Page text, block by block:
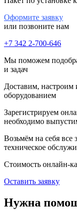
Оформите заявку
или позвоните нам
+7 342 2-700-646
Мы поможем
и задач
Доставим, настроим
оборудованием
Зарегистрируем
необходимо
Возьмём на себя все
техническое
Стоимость онлайн-
Оставить заявку
Нужна